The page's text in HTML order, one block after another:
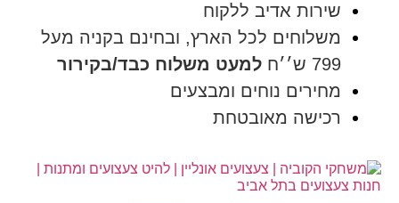
שירות אדיב ללקוח
משלוחים לכל הארץ, ובחינם בקניה מעל
799 ש׳׳ח
למעט משלוח כבד/בקירור
מחירים נוחים ומבצעים
רכישה מאובטחת